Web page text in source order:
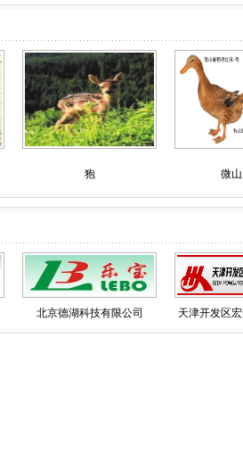
狍 微
北京德湖科技有限公司 天津开发区